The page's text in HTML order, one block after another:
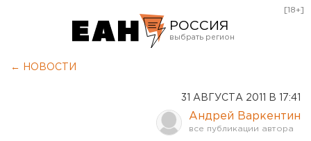
РОССИЯ
Оренбург
[18+]
← НОВОСТИ
31 АВГУСТА 2011 В 17:41
Андрей Варкентин